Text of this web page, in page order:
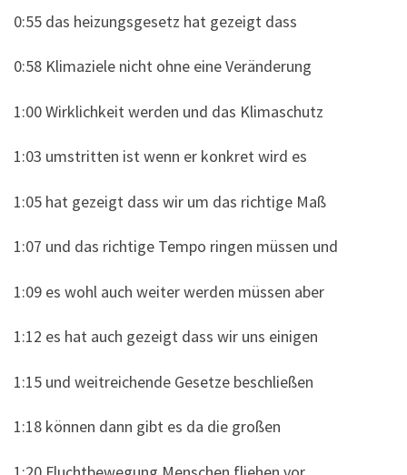
0:55 das heizungsgesetz hat gezeigt dass
0:58 Klimaziele nicht ohne eine Veränderung
1:00 Wirklichkeit werden und das Klimaschutz
1:03 umstritten ist wenn er konkret wird es
1:05 hat gezeigt dass wir um das richtige Maß
1:07 und das richtige Tempo ringen müssen und
1:09 es wohl auch weiter werden müssen aber
1:12 es hat auch gezeigt dass wir uns einigen
1:15 und weitreichende Gesetze beschließen
1:18 können dann gibt es da die großen